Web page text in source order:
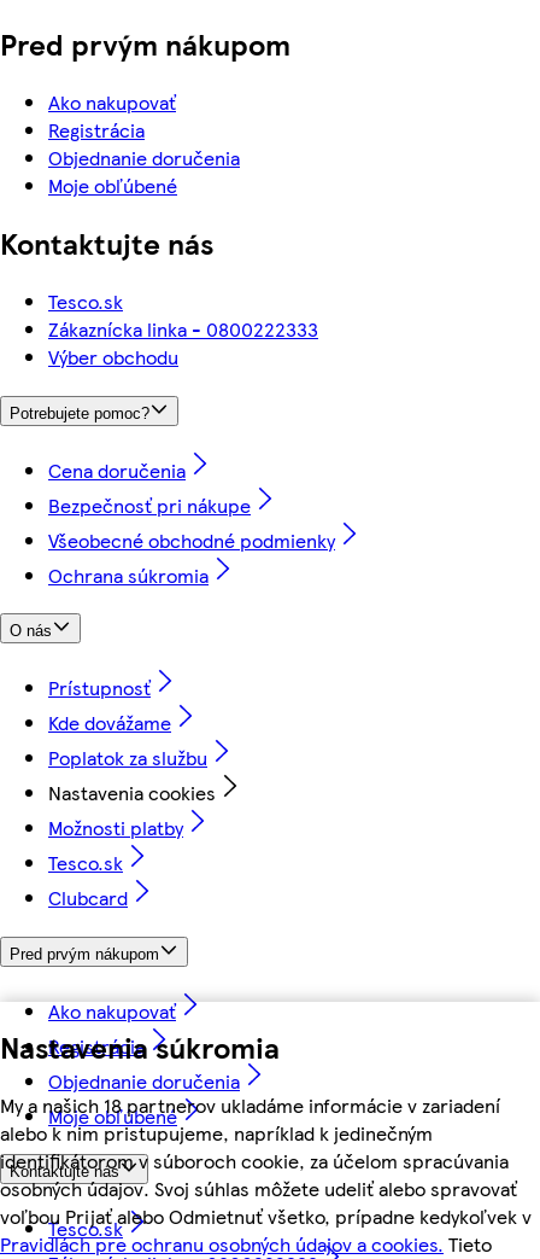
Nastavenia súkromia
My a našich 18 partnerov ukladáme informácie v zariadení
alebo k nim pristupujeme, napríklad k jedinečným
identifikátorom v súboroch cookie, za účelom spracúvania
osobných údajov. Svoj súhlas môžete udeliť alebo spravovať
voľbou Prijať alebo Odmietnuť všetko, prípadne kedykoľvek v
Pravidlách pre ochranu osobných údajov a cookies. Tieto
Pred prvým nákupom
Ako nakupovať
Registrácia
Objednanie doručenia
Moje obľúbené
Kontaktujte nás
Tesco.sk
Zákaznícka linka - 0800222333
Výber obchodu
Potrebujete pomoc?
Cena doručenia
Bezpečnosť pri nákupe
Všeobecné obchodné podmienky
Ochrana súkromia
O nás
Prístupnosť
Kde dovážame
Poplatok za službu
Nastavenia cookies
Možnosti platby
Tesco.sk
Clubcard
Pred prvým nákupom
Ako nakupovať
Registrácia
Objednanie doručenia
Moje obľúbené
Kontaktujte nás
Tesco.sk